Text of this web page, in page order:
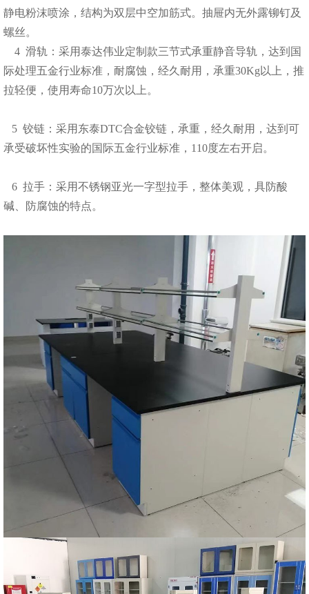
静电粉沫喷涂，结构为双层中空加筋式。抽屉内无外露铆钉及
螺丝。
4 滑轨：采用泰达伟业定制款三节式承重静音导轨，达到国
际处理五金行业标准，耐腐蚀，经久耐用，承重30Kg以上，推
拉轻便，使用寿命10万次以上。
5 铰链：采用东泰DTC合金铰链，承重，经久耐用，达到可
承受破坏性实验的国际五金行业标准，110度左右开启。
6 拉手：采用不锈钢亚光一字型拉手，整体美观，具防酸
碱、防腐蚀的特点。